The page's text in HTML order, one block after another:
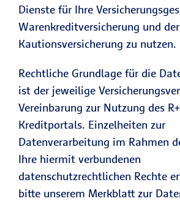
Dienste für Ihre
Warenkreditversicherung und der
Kautionsversicherung zu nutzen.
Rechtliche Grundlage für die
ist der jeweilige
Vereinbarung zur Nutzung des
Kreditportals. Einzelheiten zur
Datenverarbeitung im Rahmen
Ihre hiermit verbundenen
datenschutzrechtlichen Rechte
bitte unserem Merkblatt zur